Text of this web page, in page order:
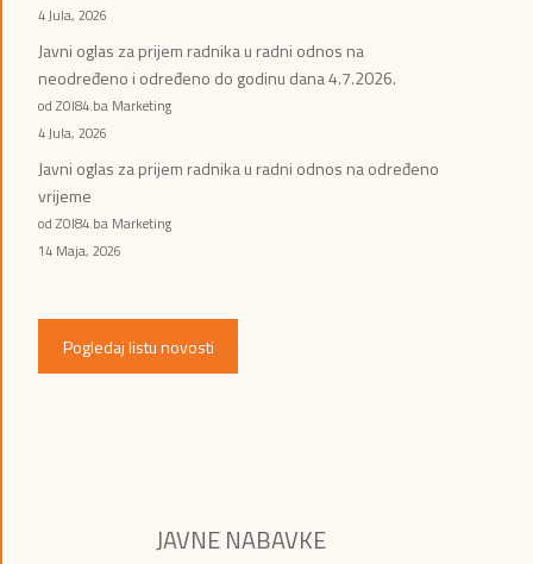
4 Jula, 2026
Javni oglas za prijem radnika u radni odnos na
neodređeno i određeno do godinu dana 4.7.2026.
od ZOI84.ba Marketing
4 Jula, 2026
Javni oglas za prijem radnika u radni odnos na određeno
vrijeme
od ZOI84.ba Marketing
14 Maja, 2026
Pogledaj listu novosti
JAVNE NABAVKE